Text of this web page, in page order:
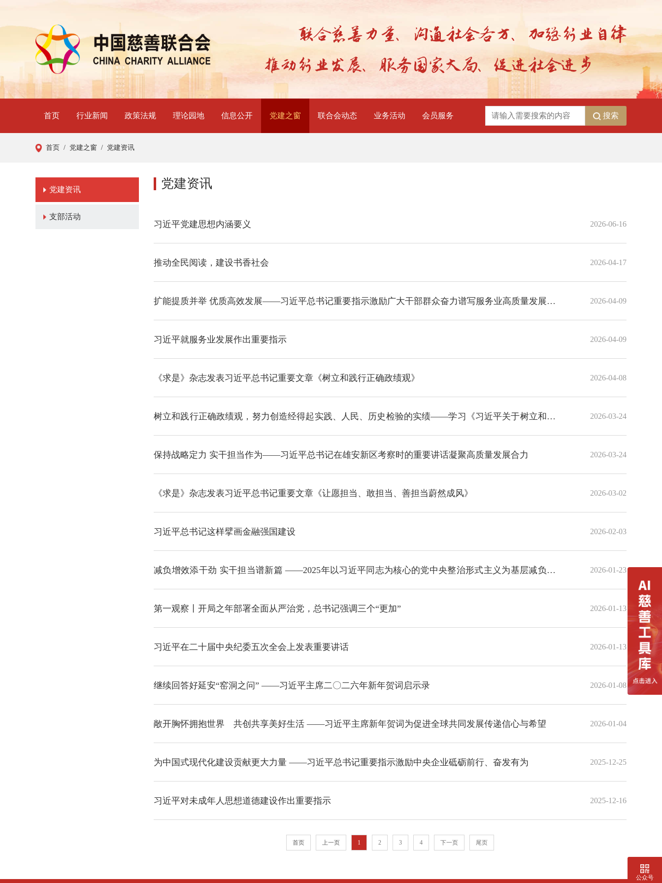
首页 行业新闻 政策法规 理论园地 信息公开 党建之窗 联合会动态 业务活动 会员服务 搜索
首页 / 党建之窗 / 党建资讯
党建资讯
支部活动
党建资讯
习近平党建思想内涵要义 2026-06-16
推动全民阅读，建设书香社会 2026-04-17
扩能提质并举 优质高效发展——习近平总书记重要指示激励广大干部群众奋力谱写服务业高质量发展新
篇章
2026-04-09
习近平就服务业发展作出重要指示 2026-04-09
《求是》杂志发表习近平总书记重要文章《树立和践行正确政绩观》 2026-04-08
树立和践行正确政绩观，努力创造经得起实践、人民、历史检验的实绩——学习《习近平关于树立和践
行正确政绩观论述摘编》
2026-03-24
保持战略定力 实干担当作为——习近平总书记在雄安新区考察时的重要讲话凝聚高质量发展合力 2026-03-24
《求是》杂志发表习近平总书记重要文章《让愿担当、敢担当、善担当蔚然成风》 2026-03-02
习近平总书记这样擘画金融强国建设 2026-02-03
减负增效添干劲 实干担当谱新篇 ——2025年以习近平同志为核心的党中央整治形式主义为基层减负综
述
2026-01-23
第一观察丨开局之年部署全面从严治党，总书记强调三个“更加” 2026-01-13
习近平在二十届中央纪委五次全会上发表重要讲话 2026-01-13
继续回答好延安“窑洞之问” ——习近平主席二〇二六年新年贺词启示录 2026-01-08
敞开胸怀拥抱世界 共创共享美好生活 ——习近平主席新年贺词为促进全球共同发展传递信心与希望 2026-01-04
为中国式现代化建设贡献更大力量 ——习近平总书记重要指示激励中央企业砥砺前行、奋发有为 2025-12-25
习近平对未成年人思想道德建设作出重要指示 2025-12-16
首页 上一页 1 2 3 4 下一页 尾页
公众号